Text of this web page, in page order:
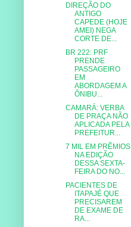
DIREÇÃO DO
ANTIGO
CAPEDE (HOJE
AMEI) NEGA
CORTE DE...
BR 222: PRF
PRENDE
PASSAGEIRO
EM
ABORDAGEM A
ÔNIBU...
CAMARÁ: VERBA
DE PRAÇA NÃO
APLICADA PELA
PREFEITUR...
7 MIL EM PRÊMIOS
NA EDIÇÃO
DESSA SEXTA-
FEIRA DO NO...
PACIENTES DE
ITAPAJÉ QUE
PRECISAREM
DE EXAME DE
RA...